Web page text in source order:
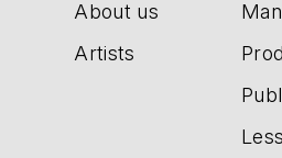
About us
Artists